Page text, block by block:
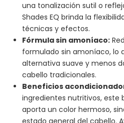
una tonalización sutil o
Shades EQ brinda la
técnicas y efectos.
Fórmula sin amoníaco:
formulado sin amoníaco, lo
alternativa suave y menos
cabello tradicionales.
Beneficios
ingredientes nutritivos, este
aporta un color hermoso,
estado general del cabello.